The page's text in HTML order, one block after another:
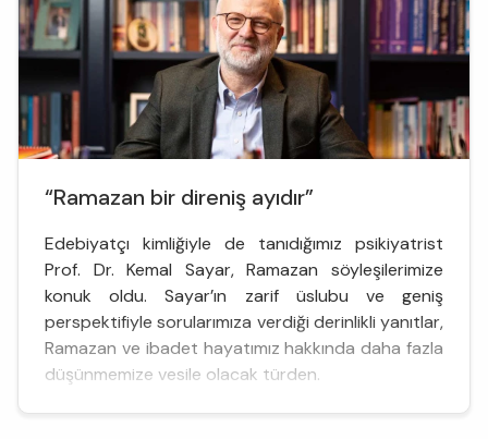
“Ramazan bir direniş ayıdır”
Edebiyatçı kimliğiyle de tanıdığımız psikiyatrist
Prof. Dr. Kemal Sayar, Ramazan söyleşilerimize
konuk oldu. Sayar’ın zarif üslubu ve geniş
perspektifiyle sorularımıza verdiği derinlikli yanıtlar,
Ramazan ve ibadet hayatımız hakkında daha fazla
düşünmemize vesile olacak türden.